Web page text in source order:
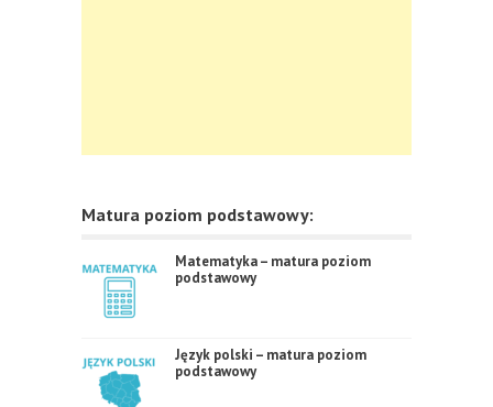
Matura poziom podstawowy:
Matematyka – matura poziom
podstawowy
Język polski – matura poziom
podstawowy